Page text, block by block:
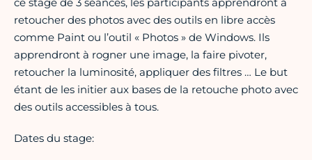
ce stage de 3 séances, les participants apprendront à
retoucher des photos avec des outils en libre accès
comme Paint ou l’outil « Photos » de Windows. Ils
apprendront à rogner une image, la faire pivoter,
retoucher la luminosité, appliquer des filtres … Le but
étant de les initier aux bases de la retouche photo avec
des outils accessibles à tous.
Dates du stage: